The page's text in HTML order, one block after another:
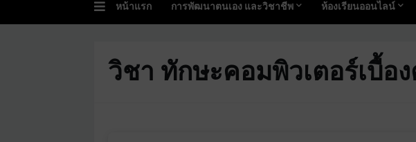
หน้าแรก การพัฒนาตนเอง และวิชาชีพ ห้องเรียนออนไลน์
วิชา ทักษะคอมพิวเตอร์เบื้อ